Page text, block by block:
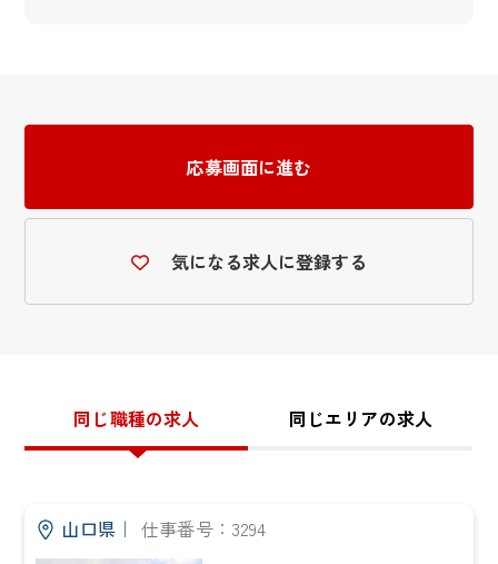
応募画面に進む
気になる求人に登録する
同じ職種の求人 同じエリアの求人
山口県｜ 仕事番号：3294